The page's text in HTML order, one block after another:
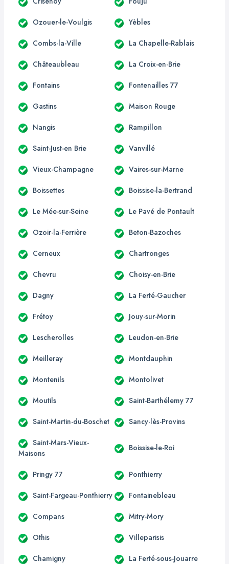
Ozouer-le-Voulgis Yèbles
Combs-la-Ville La Chapelle-Rablais
Châteaubleau La Croix-en-Brie
Fontains Fontenailles 77
Gastins Maison Rouge
Nangis Rampillon
Saint-Just-en Brie Vanvillé
Vieux-Champagne Vaires-sur-Marne
Boissettes Boissise-la-Bertrand
Le Mée-sur-Seine Le Pavé de Pontault
Ozoir-la-Ferrière Beton-Bazoches
Cerneux Chartronges
Chevru Choisy-en-Brie
Dagny La Ferté-Gaucher
Frétoy Jouy-sur-Morin
Lescherolles Leudon-en-Brie
Meilleray Montdauphin
Montenils Montolivet
Moutils Saint-Barthélemy 77
Saint-Martin-du-Boschet Sancy-lès-Provins
Saint-Mars-Vieux-
Maisons
Boissise-le-Roi
Pringy 77 Ponthierry
Saint-Fargeau-Ponthierry Fontainebleau
Compans Mitry-Mory
Othis Villeparisis
Chamigny La Ferté-sous-Jouarre